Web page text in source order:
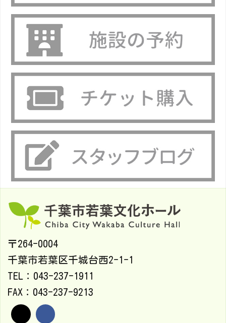
〒264-0004
千葉市若葉区千城台西2-1-1
TEL：043-237-1911
FAX：043-237-9213